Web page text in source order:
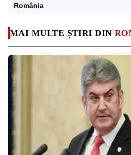
MAI MULTE ȘTIRI DIN
România